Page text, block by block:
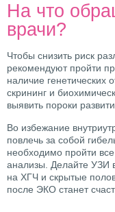
На что
врачи?
Чтобы снизить риск
рекомендуют пройти
наличие генетических
скрининг и
выявить пороки
Во избежание
повлечь за собой
необходимо пройти
анализы. Делайте УЗИ
на ХГЧ и скрытые
после ЭКО станет